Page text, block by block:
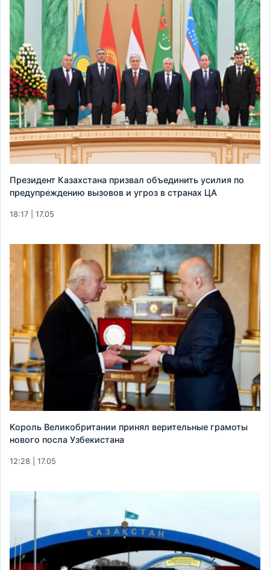
Президент Казахстана призвал объединить усилия по
предупреждению вызовов и угроз в странах ЦА
18:17 | 17.05
Король Великобритании принял верительные грамоты
нового посла Узбекистана
12:28 | 17.05